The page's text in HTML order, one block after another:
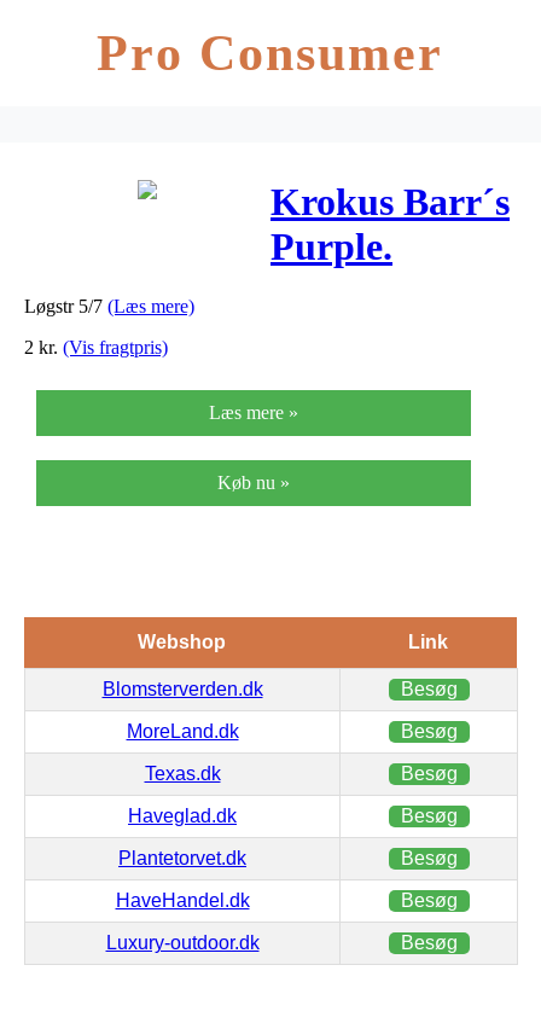
Pro Consumer
Krokus Barr´s
Purple.
Løgstr 5/7 (Læs mere)
2 kr. (Vis fragtpris)
Læs mere »
Køb nu »
Webshop Link
Blomsterverden.dk Besøg
MoreLand.dk Besøg
Texas.dk Besøg
Haveglad.dk Besøg
Plantetorvet.dk Besøg
HaveHandel.dk Besøg
Luxury-outdoor.dk Besøg